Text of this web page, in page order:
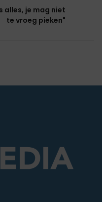
alles, je mag niet
te vroeg pieken"